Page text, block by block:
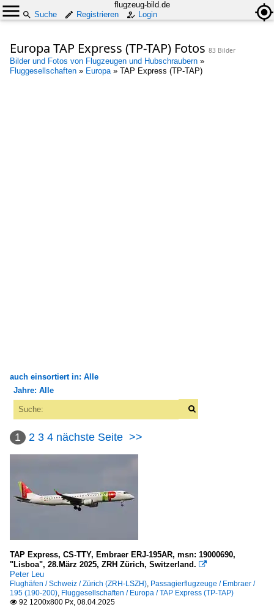
flugzeug-bild.de
Suche
Registrieren Login
Europa TAP Express (TP-TAP) Fotos 83 Bilder
Bilder und Fotos von Flugzeugen und Hubschraubern »
Fluggesellschaften » Europa» TAP Express (TP-TAP)
auch einsortiert in: Alle
Alle Kategorien
Fluggesellschaften
Deutschland
Berlin-Brandenburg "Willy Brandt" (BER-EDDB)
Düsseldorf (DUS-EDDL)
Köln/Bonn (CGN-EDDK)
Jahre: Alle
2010
2018
2019
2020
1 2 3 4 nächste Seite >>
TAP Express, CS-TTY, Embraer ERJ-195AR, msn: 19000690,
"Lisboa", 28.März 2025, ZRH Zürich, Switzerland. 
Peter Leu
Flughäfen / Schweiz / Zürich (ZRH-LSZH), Passagierflugzeuge / Embraer /
195 (190-200), Fluggesellschaften / Europa / TAP Express (TP-TAP)
 92 1200x800 Px, 08.04.2025